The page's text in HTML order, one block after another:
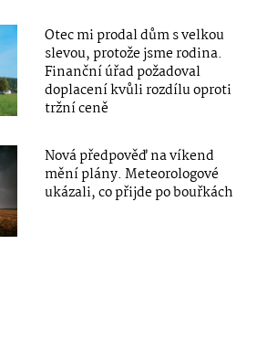
Otec mi prodal dům s velkou
slevou, protože jsme rodina.
Finanční úřad požadoval
doplacení kvůli rozdílu oproti
tržní ceně
Nová předpověď na víkend
mění plány. Meteorologové
ukázali, co přijde po bouřkách